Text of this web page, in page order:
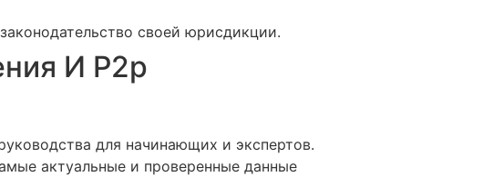
своей юрисдикции.
И P2p
для начинающих и экспертов.
актуальные и проверенные данные